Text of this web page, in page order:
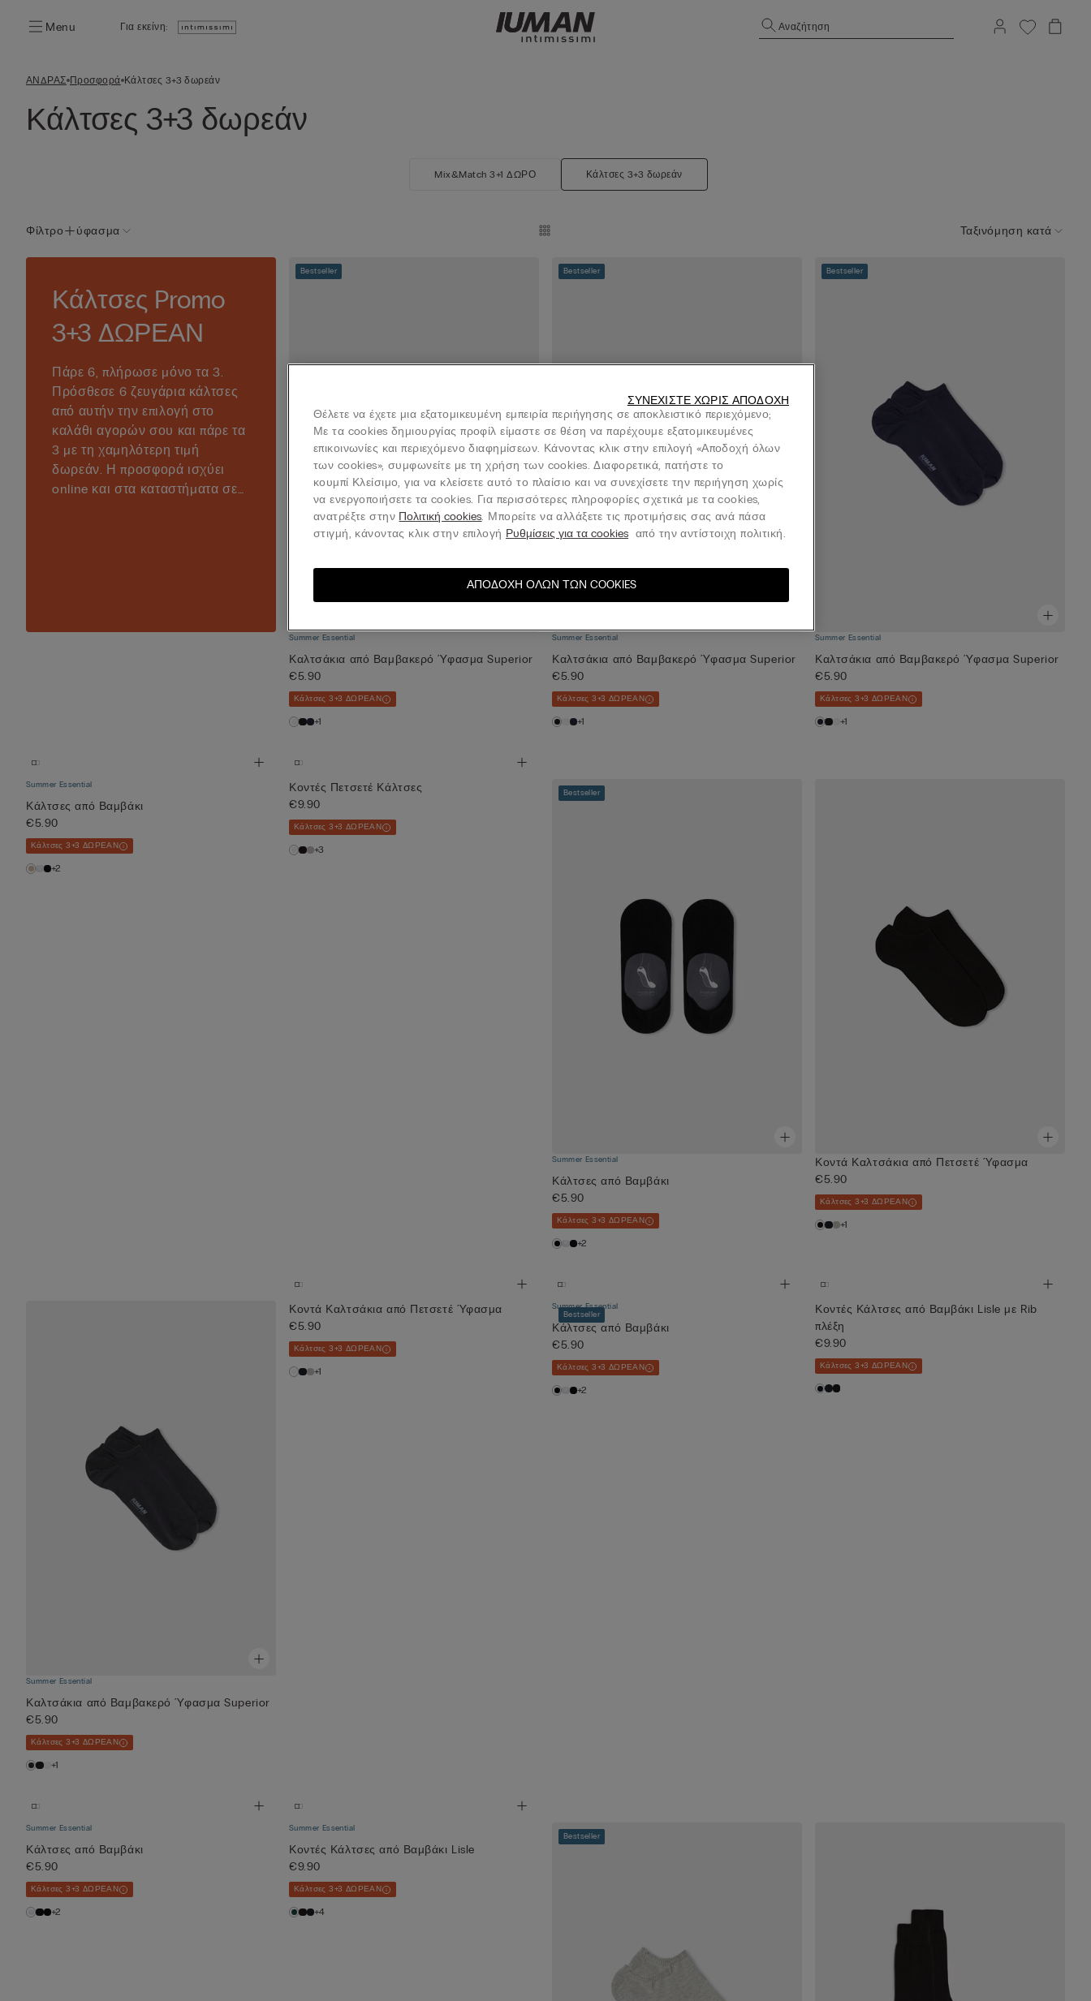
Menu Για εκείνη: Αναζήτηση
ΑΝΔΡΑΣ Προσφορά Κάλτσες 3+3 δωρεάν
Κάλτσες 3+3 δωρεάν
Mix&Match 3+1 ΔΩΡΟ Κάλτσες 3+3 δωρεάν
Φίλτρο ύφασμα Ταξινόμηση κατά
Κάλτσες Promo
3+3 ΔΩΡΕΑΝ
Πάρε 6, πλήρωσε μόνο τα 3.
Πρόσθεσε 6 ζευγάρια κάλτσες
από αυτήν την επιλογή στο
καλάθι αγορών σου και πάρε τα
3 με τη χαμηλότερη τιμή
δωρεάν. Η προσφορά ισχύει
online και στα καταστήματα σε
Bestseller
Summer Essential
Καλτσάκια από Βαμβακερό Ύφασμα Superior
€5.90
Κάλτσες 3+3 ΔΩΡΕΑΝ
+1
Bestseller
Summer Essential
Καλτσάκια από Βαμβακερό Ύφασμα Superior
€5.90
Κάλτσες 3+3 ΔΩΡΕΑΝ
+1
Bestseller
Summer Essential
Καλτσάκια από Βαμβακερό Ύφασμα Superior
€5.90
Κάλτσες 3+3 ΔΩΡΕΑΝ
+1
Summer Essential
Κάλτσες από Βαμβάκι
€5.90
Κάλτσες 3+3 ΔΩΡΕΑΝ
+2
Κοντές Πετσετέ Κάλτσες
€9.90
Κάλτσες 3+3 ΔΩΡΕΑΝ
+3
Bestseller
Summer Essential
Κάλτσες από Βαμβάκι
€5.90
Κάλτσες 3+3 ΔΩΡΕΑΝ
+2
Κοντά Καλτσάκια από Πετσετέ Ύφασμα
€5.90
Κάλτσες 3+3 ΔΩΡΕΑΝ
+1
Summer Essential
Καλτσάκια από Βαμβακερό Ύφασμα Superior
€5.90
Κάλτσες 3+3 ΔΩΡΕΑΝ
+1
Κοντά Καλτσάκια από Πετσετέ Ύφασμα
€5.90
Κάλτσες 3+3 ΔΩΡΕΑΝ
+1
Bestseller
Summer Essential
Κάλτσες από Βαμβάκι
€5.90
Κάλτσες 3+3 ΔΩΡΕΑΝ
+2
Κοντές Κάλτσες από Βαμβάκι Lisle με Rib
πλέξη
€9.90
Κάλτσες 3+3 ΔΩΡΕΑΝ
Summer Essential
Κάλτσες από Βαμβάκι
€5.90
Κάλτσες 3+3 ΔΩΡΕΑΝ
+2
Summer Essential
Κοντές Κάλτσες από Βαμβάκι Lisle
€9.90
Κάλτσες 3+3 ΔΩΡΕΑΝ
+4
Bestseller
Θέλετε να έχετε μια εξατομικευμένη εμπειρία περιήγησης σε αποκλειστικό περιεχόμενο;
Με τα cookies δημιουργίας προφίλ είμαστε σε θέση να παρέχουμε εξατομικευμένες
επικοινωνίες και περιεχόμενο διαφημίσεων. Κάνοντας κλικ στην επιλογή «Αποδοχή όλων
των cookies», συμφωνείτε με τη χρήση των cookies. Διαφορετικά, πατήστε το
κουμπί Κλείσιμο, για να κλείσετε αυτό το πλαίσιο και να συνεχίσετε την περιήγηση χωρίς
να ενεργοποιήσετε τα cookies. Για περισσότερες πληροφορίες σχετικά με τα cookies,
ανατρέξτε στην Πολιτική cookies. Μπορείτε να αλλάξετε τις προτιμήσεις σας ανά πάσα
στιγμή, κάνοντας κλικ στην επιλογή Ρυθμίσεις για τα cookies από την αντίστοιχη πολιτική.
ΑΠΟΔΟΧΉ ΌΛΩΝ ΤΩΝ COOKIES
ΣΥΝΕΧΊΣΤΕ ΧΩΡΊΣ ΑΠΟΔΟΧΉ